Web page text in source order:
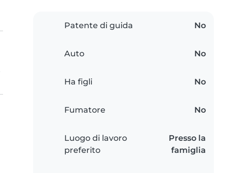
Patente di guida No
Auto No
Ha figli No
Fumatore No
Luogo di lavoro
preferito
Presso la
famiglia